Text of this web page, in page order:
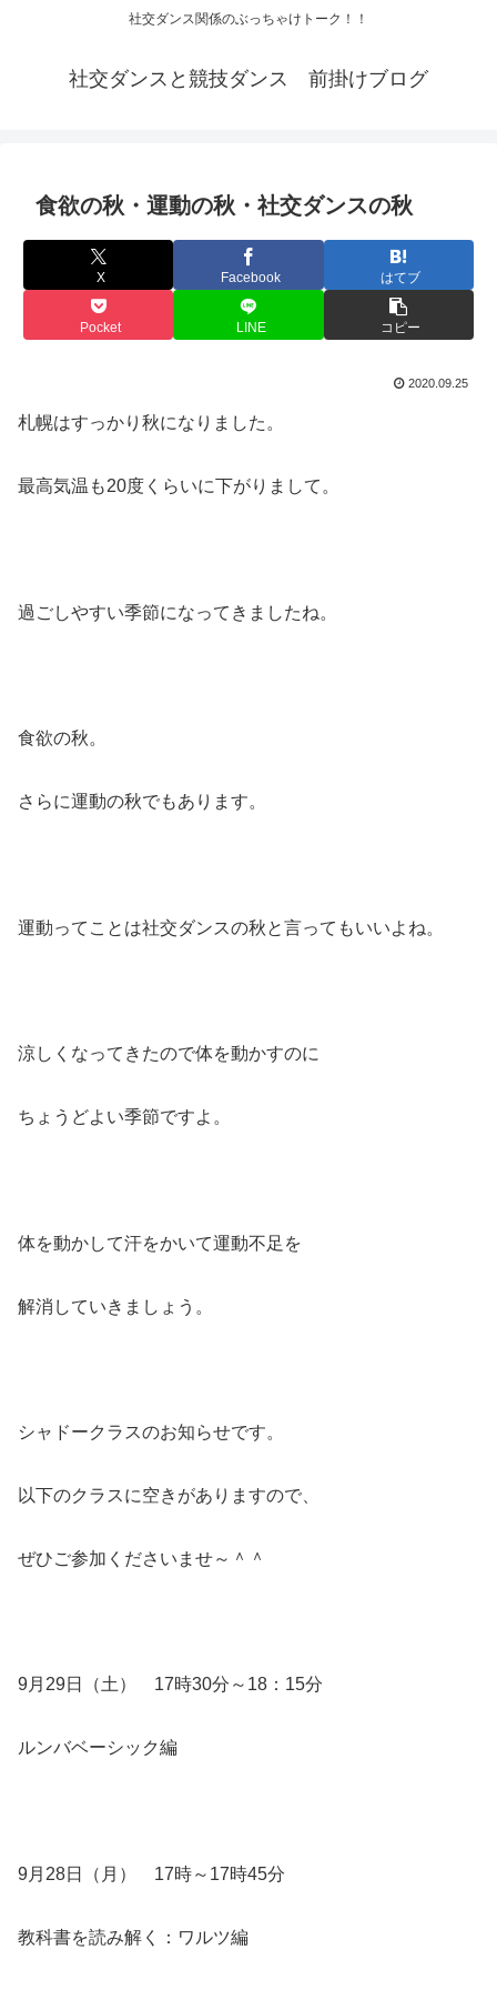
社交ダンス関係のぶっちゃけトーク！！
社交ダンスと競技ダンス 前掛けブログ
食欲の秋・運動の秋・社交ダンスの秋
X Facebook はてブ
Pocket LINE コピー
2020.09.25
札幌はすっかり秋になりました。
最高気温も20度くらいに下がりまして。
過ごしやすい季節になってきましたね。
食欲の秋。
さらに運動の秋でもあります。
運動ってことは社交ダンスの秋と言ってもいいよね。
涼しくなってきたので体を動かすのに
ちょうどよい季節ですよ。
体を動かして汗をかいて運動不足を
解消していきましょう。
シャドークラスのお知らせです。
以下のクラスに空きがありますので、
ぜひご参加くださいませ～＾＾
9月29日（土） 17時30分～18：15分
ルンバベーシック編
9月28日（月） 17時～17時45分
教科書を読み解く：ワルツ編